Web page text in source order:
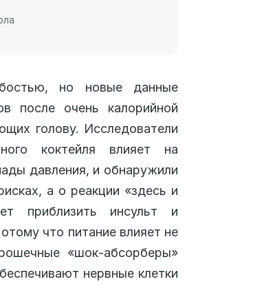
но новые данные
после очень калорийной
голову. Исследователи
коктейля влияет на
давления, и обнаружили
а о реакции «здесь и
приблизить инсульт и
что питание влияет не
«шок‑абсорберы»
нервные клетки